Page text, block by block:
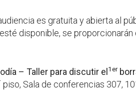
es gratuita y abierta al
disponible, se proporcionarán
– Taller para discutir el 1er
piso, Sala de conferencias 307,